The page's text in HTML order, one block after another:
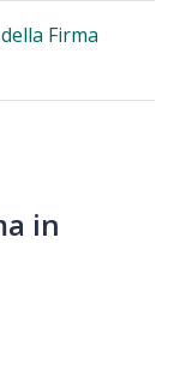
Firma
in